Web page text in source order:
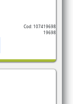
Cod: 107419698
19698